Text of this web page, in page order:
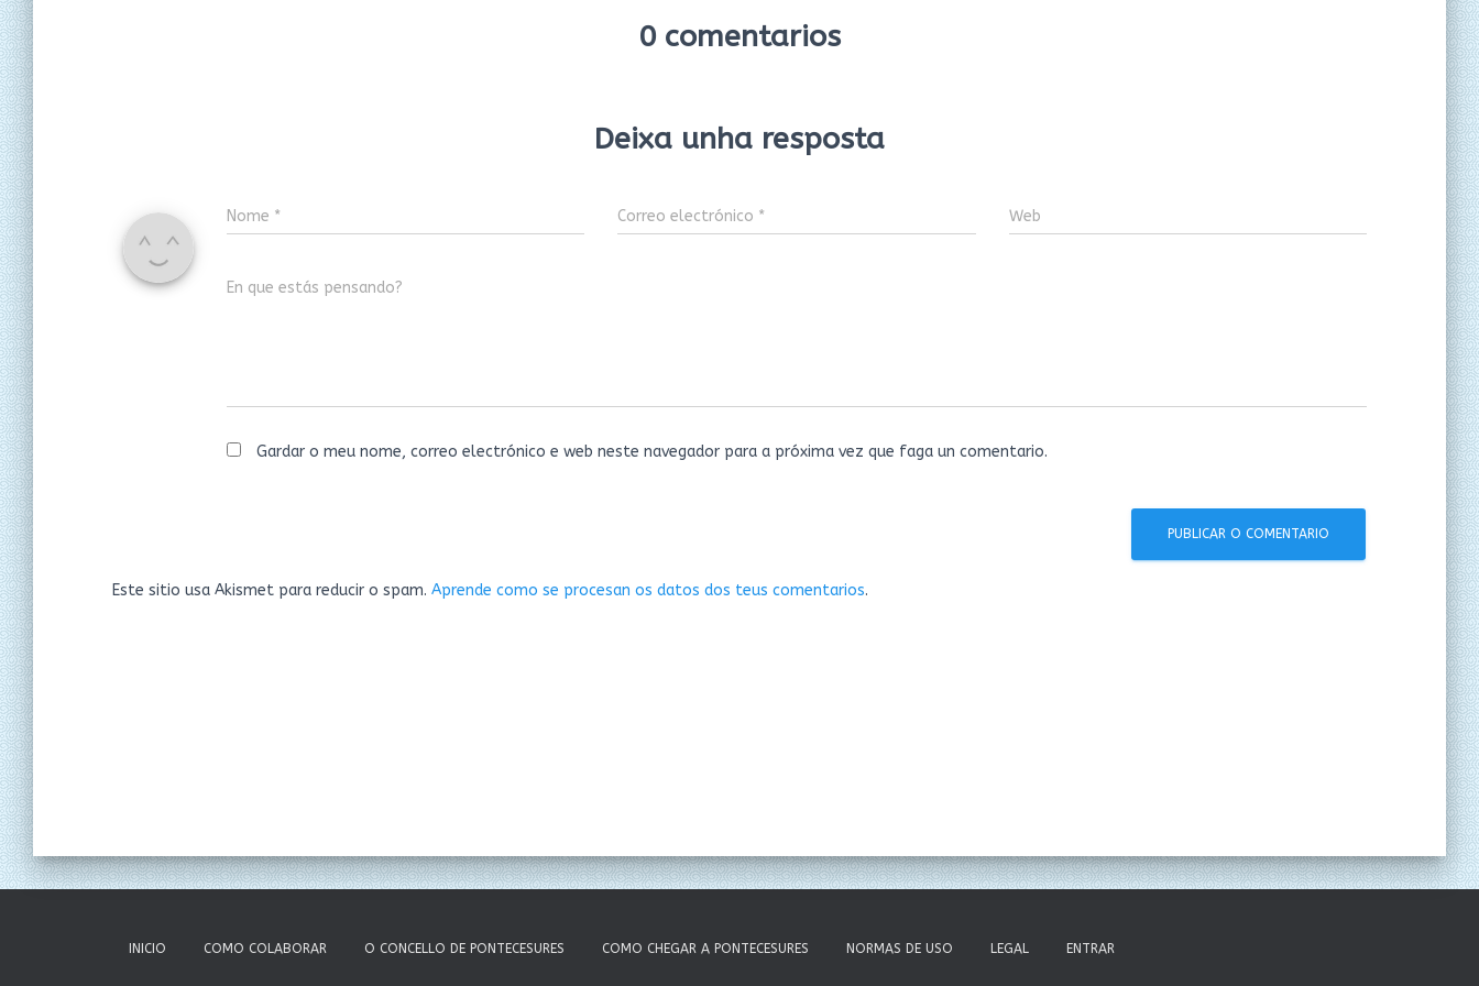
0 comentarios
Deixa unha resposta
Nome * Correo electrónico * Web
En que estás pensando?
Gardar o meu nome, correo electrónico e web neste navegador para a próxima vez que faga un comentario.
Este sitio usa Akismet para reducir o spam. Aprende como se procesan os datos dos teus comentarios.
INICIO COMO COLABORAR O CONCELLO DE PONTECESURES COMO CHEGAR A PONTECESURES NORMAS DE USO LEGAL ENTRAR